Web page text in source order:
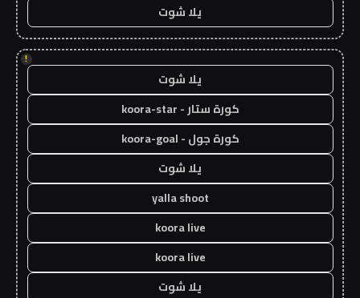
يلا شوت
!
يلا شوت
كورة ستار - koora-star
كورة جول - koora-goal
يلا شوت
yalla shoot
koora live
koora live
يلا شوت